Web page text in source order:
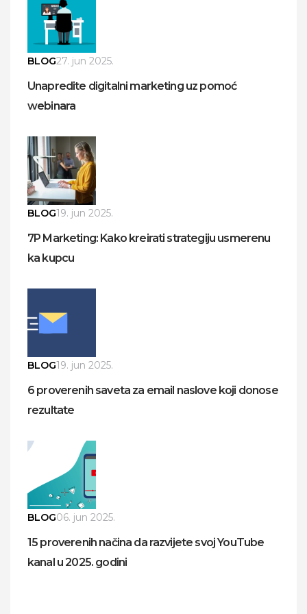
BLOG27. jun 2025.
Unapredite digitalni marketing uz pomoć
webinara
BLOG19. jun 2025.
7P Marketing: Kako kreirati strategiju usmerenu
ka kupcu
BLOG19. jun 2025.
6 proverenih saveta za email naslove koji donose
rezultate
BLOG06. jun 2025.
15 proverenih načina da razvijete svoj YouTube
kanal u 2025. godini